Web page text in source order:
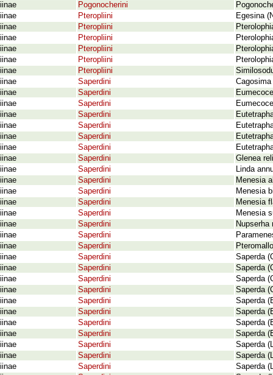
Pogonocherini
Pteropliini
Egesina
Pteropliini
Pteropliini
Pteropliini
Pteropliini
Pteropliini
Saperdini
Saperdini
Saperdini
Saperdini
Saperdini
Saperdini
Saperdini
Saperdini
Glenea
Saperdini
Linda
Saperdini
Menesia
Saperdini
Menesia
Saperdini
Menesia
Saperdini
Menesia
Saperdini
Nupserha
Saperdini
Saperdini
Saperdini
Saperda
Saperdini
Saperda
Saperdini
Saperda
Saperdini
Saperda
Saperdini
Saperda
Saperdini
Saperda
Saperdini
Saperda
Saperdini
Saperda
Saperdini
Saperda
Saperdini
Saperda
Saperdini
Saperda